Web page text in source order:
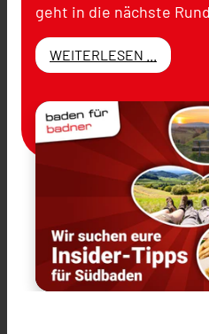
geht in die nächste
WEITERLESEN ...